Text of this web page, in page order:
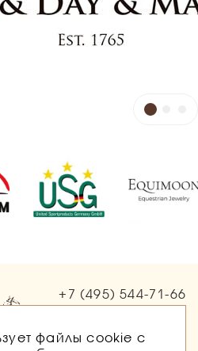
+7 (495) 544-71-66
файлы cookie с